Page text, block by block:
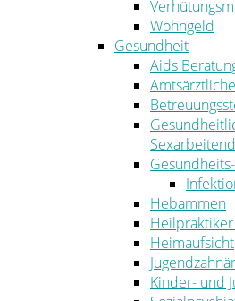
Wohngeld
Gesundheit
Aids
Hebammen
Heimaufsicht
Kinder- und